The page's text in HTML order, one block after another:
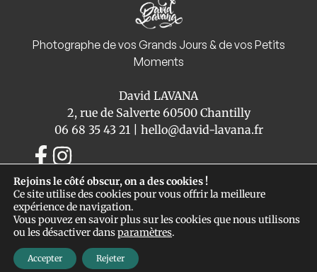
Photographe de vos Grands Jours & de vos Petits
Moments
David LAVANA
2, rue de Salverte 60500 Chantilly
06 68 35 43 21| hello@david-lavana.fr
David Mariage Famille Blog
Politique de confidentialité
Rejoins le côté obscur, on a des cookies !
Ce site utilise des cookies pour vous offrir la meilleure
expérience de navigation.
Vous pouvez en savoir plus sur les cookies que nous utilisons
ou les désactiver dansparamètres.
Accepter Rejeter